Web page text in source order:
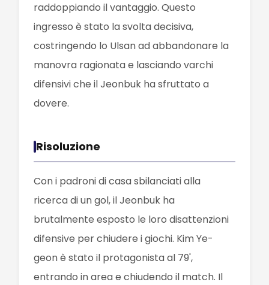
raddoppiando il vantaggio. Questo
ingresso è stato la svolta decisiva,
costringendo lo Ulsan ad abbandonare la
manovra ragionata e lasciando varchi
difensivi che il Jeonbuk ha sfruttato a
dovere.
Risoluzione
Con i padroni di casa sbilanciati alla
ricerca di un gol, il Jeonbuk ha
brutalmente esposto le loro disattenzioni
difensive per chiudere i giochi. Kim Ye-
geon è stato il protagonista al 79',
entrando in area e chiudendo il match. Il